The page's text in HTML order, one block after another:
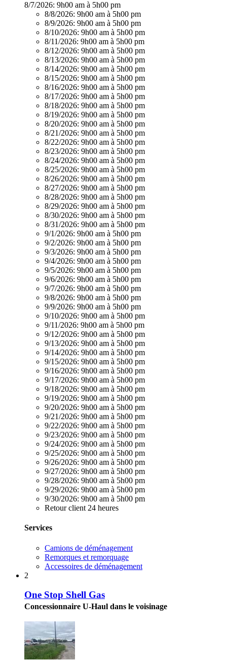
8/7/2026: 9h00 am à 5h00 pm
8/8/2026: 9h00 am à 5h00 pm
8/9/2026: 9h00 am à 5h00 pm
8/10/2026: 9h00 am à 5h00 pm
8/11/2026: 9h00 am à 5h00 pm
8/12/2026: 9h00 am à 5h00 pm
8/13/2026: 9h00 am à 5h00 pm
8/14/2026: 9h00 am à 5h00 pm
8/15/2026: 9h00 am à 5h00 pm
8/16/2026: 9h00 am à 5h00 pm
8/17/2026: 9h00 am à 5h00 pm
8/18/2026: 9h00 am à 5h00 pm
8/19/2026: 9h00 am à 5h00 pm
8/20/2026: 9h00 am à 5h00 pm
8/21/2026: 9h00 am à 5h00 pm
8/22/2026: 9h00 am à 5h00 pm
8/23/2026: 9h00 am à 5h00 pm
8/24/2026: 9h00 am à 5h00 pm
8/25/2026: 9h00 am à 5h00 pm
8/26/2026: 9h00 am à 5h00 pm
8/27/2026: 9h00 am à 5h00 pm
8/28/2026: 9h00 am à 5h00 pm
8/29/2026: 9h00 am à 5h00 pm
8/30/2026: 9h00 am à 5h00 pm
8/31/2026: 9h00 am à 5h00 pm
9/1/2026: 9h00 am à 5h00 pm
9/2/2026: 9h00 am à 5h00 pm
9/3/2026: 9h00 am à 5h00 pm
9/4/2026: 9h00 am à 5h00 pm
9/5/2026: 9h00 am à 5h00 pm
9/6/2026: 9h00 am à 5h00 pm
9/7/2026: 9h00 am à 5h00 pm
9/8/2026: 9h00 am à 5h00 pm
9/9/2026: 9h00 am à 5h00 pm
9/10/2026: 9h00 am à 5h00 pm
9/11/2026: 9h00 am à 5h00 pm
9/12/2026: 9h00 am à 5h00 pm
9/13/2026: 9h00 am à 5h00 pm
9/14/2026: 9h00 am à 5h00 pm
9/15/2026: 9h00 am à 5h00 pm
9/16/2026: 9h00 am à 5h00 pm
9/17/2026: 9h00 am à 5h00 pm
9/18/2026: 9h00 am à 5h00 pm
9/19/2026: 9h00 am à 5h00 pm
9/20/2026: 9h00 am à 5h00 pm
9/21/2026: 9h00 am à 5h00 pm
9/22/2026: 9h00 am à 5h00 pm
9/23/2026: 9h00 am à 5h00 pm
9/24/2026: 9h00 am à 5h00 pm
9/25/2026: 9h00 am à 5h00 pm
9/26/2026: 9h00 am à 5h00 pm
9/27/2026: 9h00 am à 5h00 pm
9/28/2026: 9h00 am à 5h00 pm
9/29/2026: 9h00 am à 5h00 pm
9/30/2026: 9h00 am à 5h00 pm
Retour client 24 heures
Services
Camions de déménagement
Remorques et remorquage
Accessoires de déménagement
2
One Stop Shell Gas
Concessionnaire U-Haul dans le voisinage